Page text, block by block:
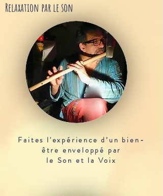
Relaxation par le son
Faites l'expérience d’un bien-
être enveloppé par
le Son et la Voix